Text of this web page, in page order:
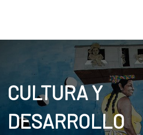
CULTURA Y
DESARROLLO